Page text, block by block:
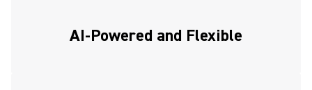
AI-Powered and Flexible